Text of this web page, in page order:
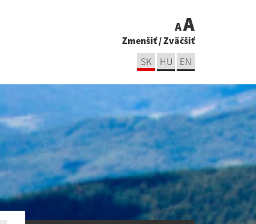
AA
Zmenšiť/Zväčšiť
SK HU EN